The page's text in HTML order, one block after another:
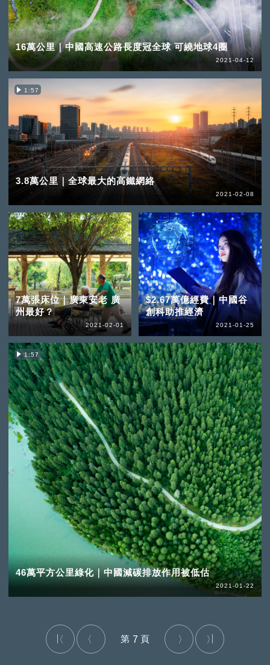
16萬公里｜中國高速公路長度冠全球 可繞地球4圈
2021-04-12
1:57
3.8萬公里｜全球最大的高鐵網絡
2021-02-08
7萬張床位｜廣東安老 廣
州最好？
2021-02-01
$2.67萬億經費｜中國谷
創科助推經濟
2021-01-25
1:57
46萬平方公里綠化｜中國減碳排放作用被低估
2021-01-22
7